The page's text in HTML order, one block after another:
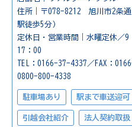
住所｜〒078-8212 旭川市2条通
駅徒歩5分）
定休日・営業時間｜水曜定休／
17：00
TEL：0166-37-4337／FAX：
0800-800-4338
駐車場あり 駅まで車送迎可
引越会社紹介 法人契約取扱